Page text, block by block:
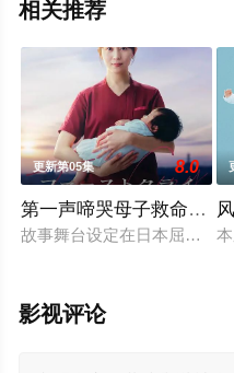
相关推荐
更新第05集 8.0
第一声啼哭母子救命急救
故事舞台设定在日本屈指可
影视评论